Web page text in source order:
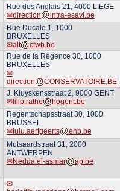
Rue des Anglais 21, 4000 LIEGE
direction
intra-esavl.be
Rue Ducale 1, 1000
BRUXELLES
alf
cfwb.be
Rue de la Régence 30, 1000
BRUXELLES
direction
CONSERVATOIRE.BE
J. Kluyskensstraat 2, 9000 GENT
filip.rathe
hogent.be
Regentschapsstraat 30, 1000
BRUSSEL
lulu.aertgeerts
ehb.be
Mutsaardstraat 31, 2000
ANTWERPEN
Nedda.el-asmar
ap.be